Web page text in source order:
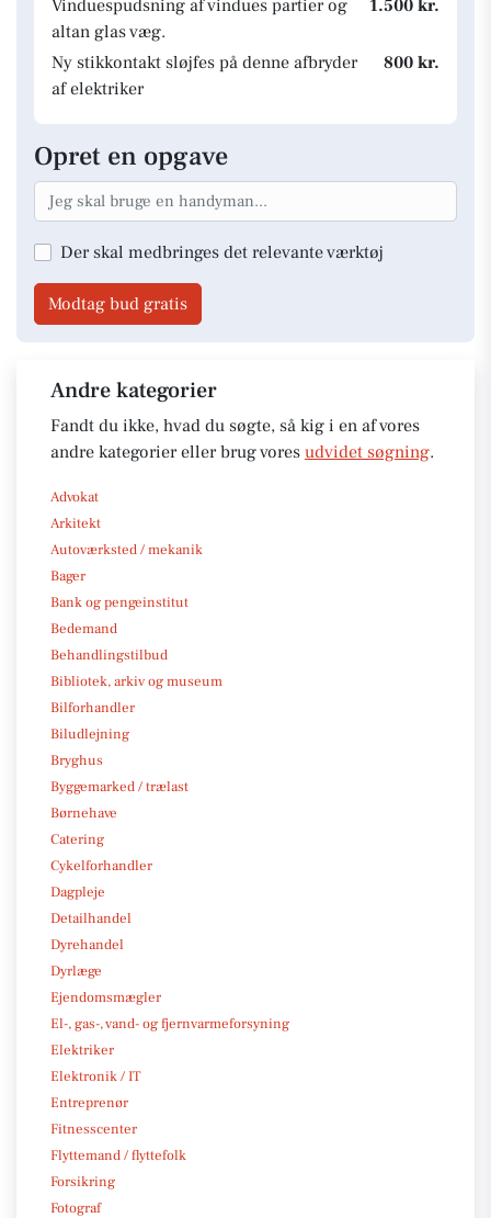
Vinduespudsning af vindues partier og
altan glas væg.
1.500 kr.
Ny stikkontakt sløjfes på denne afbryder
af elektriker
800 kr.
Opret en opgave
Der skal medbringes det relevante værktøj
Modtag bud gratis
Andre kategorier
Fandt du ikke, hvad du søgte, så kig i en af vores
andre kategorier eller brug vores udvidet søgning.
Advokat
Arkitekt
Autoværksted / mekanik
Bager
Bank og pengeinstitut
Bedemand
Behandlingstilbud
Bibliotek, arkiv og museum
Bilforhandler
Biludlejning
Bryghus
Byggemarked / trælast
Børnehave
Catering
Cykelforhandler
Dagpleje
Detailhandel
Dyrehandel
Dyrlæge
Ejendomsmægler
El-, gas-, vand- og fjernvarmeforsyning
Elektriker
Elektronik / IT
Entreprenør
Fitnesscenter
Flyttemand / flyttefolk
Forsikring
Fotograf